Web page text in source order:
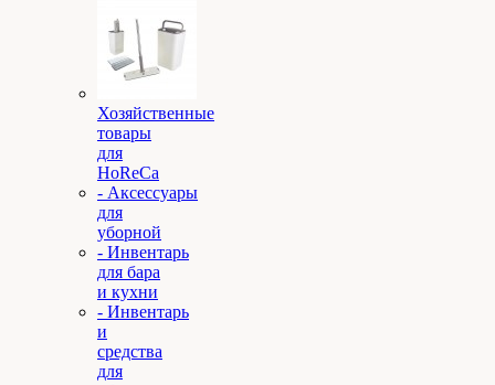
Хозяйственные
товары
для
HoReCa
- Аксессуары
для
уборной
- Инвентарь
для бара
и кухни
- Инвентарь
и
средства
для